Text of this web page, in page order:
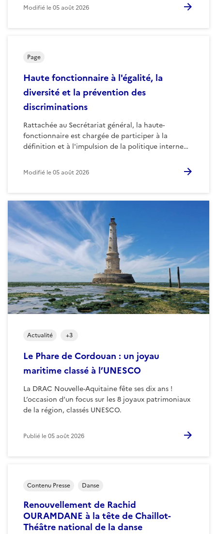
Modifié le05 août 2026
Haute fonctionnaire à l'égalité, la
diversité et la prévention des
discriminations
Rattachée au Secrétariat général, la haute-
fonctionnaire est chargée de participer à la
définition et à l'impulsion de la politique interne…
Page
Modifié le05 août 2026
Le Phare de Cordouan : un joyau
maritime classé à l’UNESCO
La DRAC Nouvelle-Aquitaine fête ses dix ans !
L’occasion d’un focus sur les 8 joyaux patrimoniaux
de la région, classés UNESCO.
Actualité +3
Publié le05 août 2026
Renouvellement de Rachid
OURAMDANE à la tête de Chaillot-
Théâtre national de la danse
Contenu Presse Danse